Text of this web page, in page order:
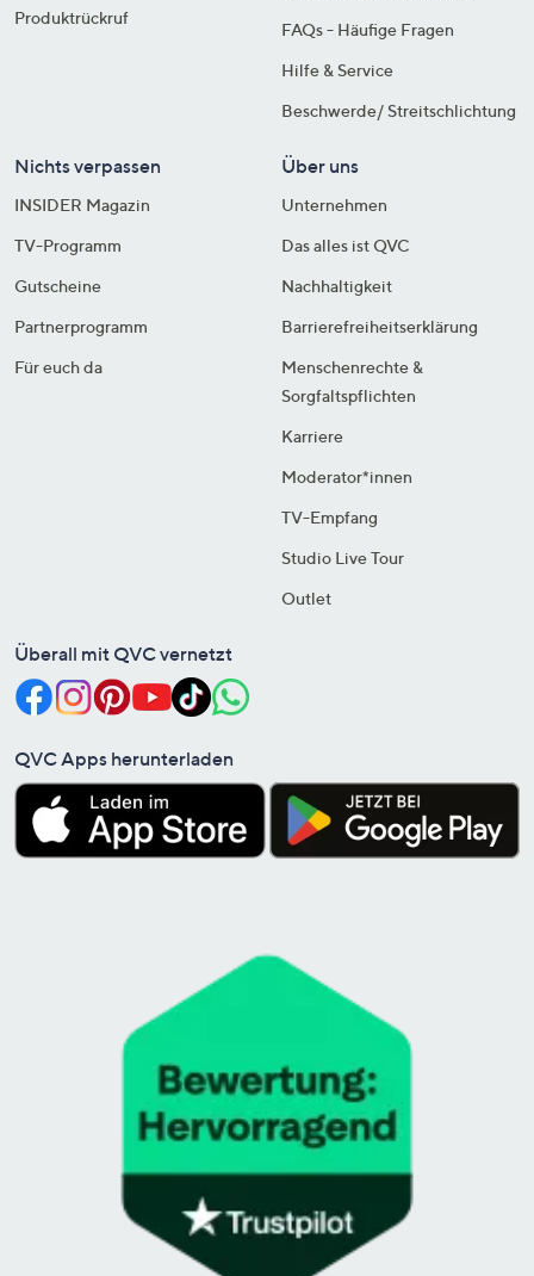
Produktrückruf
FAQs - Häufige Fragen
Hilfe & Service
Beschwerde/ Streitschlichtung
Nichts verpassen
INSIDER Magazin
TV-Programm
Gutscheine
Partnerprogramm
Für euch da
Über uns
Unternehmen
Das alles ist QVC
Nachhaltigkeit
Barrierefreiheitserklärung
Menschenrechte &
Sorgfaltspflichten
Karriere
Moderator*innen
TV-Empfang
Studio Live Tour
Outlet
Überall mit QVC vernetzt
QVC Apps herunterladen